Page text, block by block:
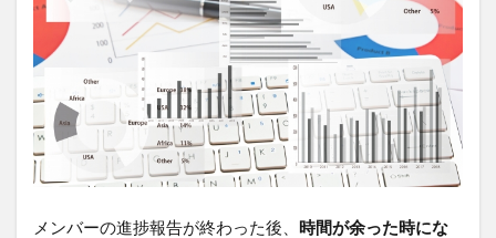
メンバーの進捗報告が終わった後、 時間が余った時にな